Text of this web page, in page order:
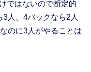
ではないので断定的
人、4バックなら2人
のに3人がやることは